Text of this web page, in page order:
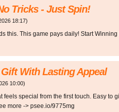
Tricks - Just Spin!
18:17)
this. This game pays daily! Start
With Lasting Appeal
10:00)
feels special from the first touch. Easy to
more -> psee.io/9775mg